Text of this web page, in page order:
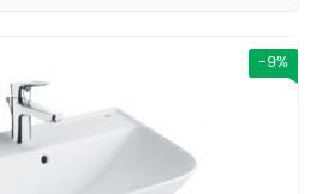
-9%